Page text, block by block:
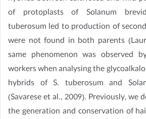
of protoplasts of Solanum
tuberosum led to production of
were not found in both parents
same phenomenon was observed
workers when analysing the
hybrids of S. tuberosum and
(Savarese et al., 2009). Previously, we
the generation and conservation of